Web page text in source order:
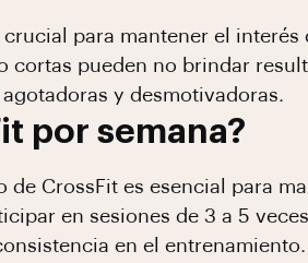
para mantener el
cortas pueden no brindar
y desmotivadoras.
por semana?
CrossFit es esencial para
en sesiones de 3 a 5
en el entrenamiento.